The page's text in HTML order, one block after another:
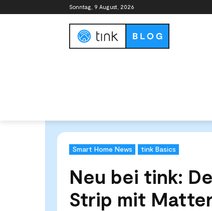
Sonntag, 9 August, 2026
Smart Home News tink Basics
Neu bei tink:
Strip mit